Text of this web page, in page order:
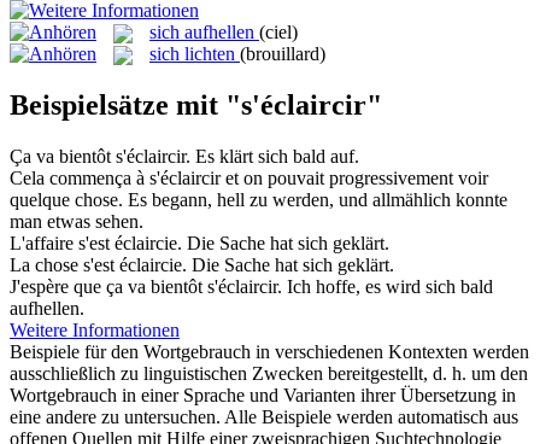
sich aufhellen (ciel)
sich lichten (brouillard)
Beispielsätze mit "s'éclaircir"
Ça va bientôt s'éclaircir. Es klärt sich bald auf.
Cela commença à s'éclairciret on pouvait progressivement voir
quelque chose. Es begann, hell zu werden, und allmählich konnte
man etwas sehen.
L'affaire s'est éclaircie. Die Sache hat sich geklärt.
La chose s'est éclaircie. Die Sache hat sich geklärt.
J'espère que ça va bientôt s'éclaircir. Ich hoffe, es wird sich bald
aufhellen.
Weitere Informationen
Beispiele für den Wortgebrauch in verschiedenen Kontexten werden
ausschließlich zu linguistischen Zwecken bereitgestellt, d. h. um den
Wortgebrauch in einer Sprache und Varianten ihrer Übersetzung in
eine andere zu untersuchen. Alle Beispiele werden automatisch aus
offenen Quellen mit Hilfe einer zweisprachigen Suchtechnologie